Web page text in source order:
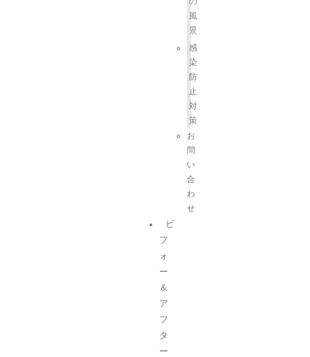
風
景
感
染
防
止
対
策
お
問
い
合
わ
せ
ビ
フ
ォ
ー
＆
ア
フ
タ
ー